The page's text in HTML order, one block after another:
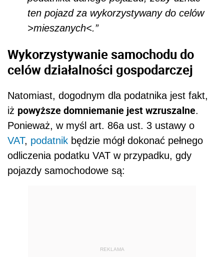
ten pojazd za wykorzystywany do celów
>mieszanych<.”
Wykorzystywanie samochodu do
celów działalności gospodarczej
Natomiast, dogodnym dla podatnika jest fakt,
iż powyższe domniemanie jest wzruszalne.
Ponieważ, w myśl art. 86a ust. 3 ustawy o
VAT, podatnik będzie mógł dokonać pełnego
odliczenia podatku VAT w przypadku, gdy
pojazdy samochodowe są:
REKLAMA